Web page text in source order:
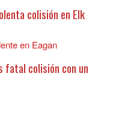
colisión en Elk
colisión con un